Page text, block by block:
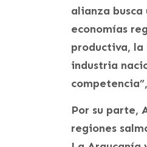
alianza
economías
productiva,
industria
Por su parte,
regiones